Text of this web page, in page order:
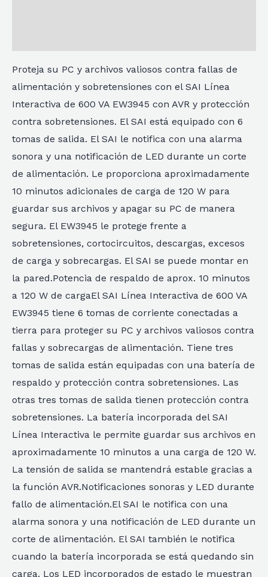
Proteja su PC y archivos valiosos contra fallas de
alimentación y sobretensiones con el SAI Línea
Interactiva de 600 VA EW3945 con AVR y protección
contra sobretensiones. El SAI está equipado con 6
tomas de salida. El SAI le notifica con una alarma
sonora y una notificación de LED durante un corte
de alimentación. Le proporciona aproximadamente
10 minutos adicionales de carga de 120 W para
guardar sus archivos y apagar su PC de manera
segura. El EW3945 le protege frente a
sobretensiones, cortocircuitos, descargas, excesos
de carga y sobrecargas. El SAI se puede montar en
la pared.Potencia de respaldo de aprox. 10 minutos
a 120 W de cargaEl SAI Línea Interactiva de 600 VA
EW3945 tiene 6 tomas de corriente conectadas a
tierra para proteger su PC y archivos valiosos contra
fallas y sobrecargas de alimentación. Tiene tres
tomas de salida están equipadas con una batería de
respaldo y protección contra sobretensiones. Las
otras tres tomas de salida tienen protección contra
sobretensiones. La batería incorporada del SAI
Línea Interactiva le permite guardar sus archivos en
aproximadamente 10 minutos a una carga de 120 W.
La tensión de salida se mantendrá estable gracias a
la función AVR.Notificaciones sonoras y LED durante
fallo de alimentación.El SAI le notifica con una
alarma sonora y una notificación de LED durante un
corte de alimentación. El SAI también le notifica
cuando la batería incorporada se está quedando sin
carga. Los LED incorporados de estado le muestran